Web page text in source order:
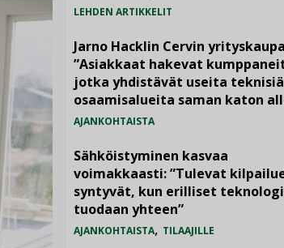
LEHDEN ARTIKKELIT
Jarno Hacklin Cervin
”Asiakkaat hakevat
jotka yhdistävät useita teknisiä
osaamisalueita saman katon
AJANKOHTAISTA
Sähköistyminen kasvaa
voimakkaasti: ”Tulevat
syntyvät, kun erilliset
tuodaan yhteen”
AJANKOHTAISTA, TILAAJILLE